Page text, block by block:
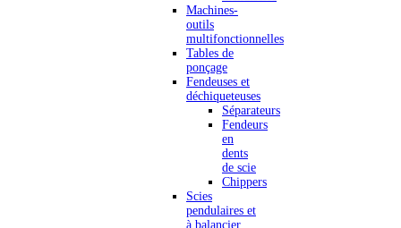
Machines-
outils
multifonctionnelles
Tables de
ponçage
Fendeuses et
déchiqueteuses
Séparateurs
Fendeurs
en
dents
de scie
Chippers
Scies
pendulaires et
à balancier